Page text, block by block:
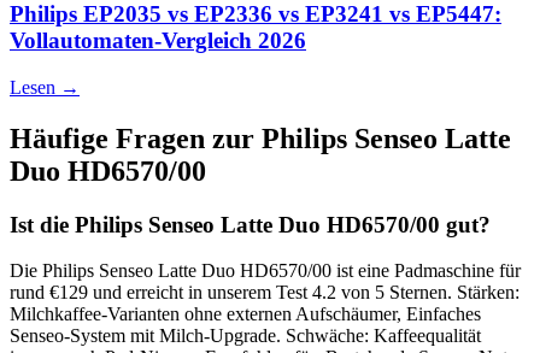
Philips EP2035 vs EP2336 vs EP3241 vs EP5447:
Vollautomaten-Vergleich 2026
Lesen →
Häufige Fragen zur Philips Senseo Latte
Duo HD6570/00
Ist die Philips Senseo Latte Duo HD6570/00 gut?
Die Philips Senseo Latte Duo HD6570/00 ist eine Padmaschine für
rund €129 und erreicht in unserem Test 4.2 von 5 Sternen. Stärken:
Milchkaffee-Varianten ohne externen Aufschäumer, Einfaches
Senseo-System mit Milch-Upgrade. Schwäche: Kaffeequalität